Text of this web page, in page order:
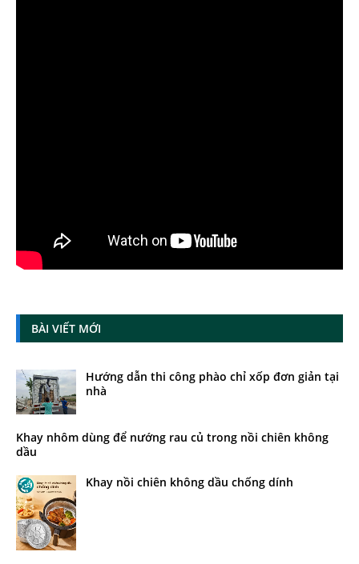
BÀI VIẾT MỚI
Hướng dẫn thi công phào chỉ xốp đơn giản tại
nhà
Khay nhôm dùng để nướng rau củ trong nồi chiên không
dầu
Khay nồi chiên không dầu chống dính